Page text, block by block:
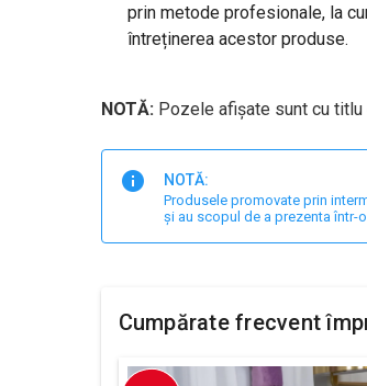
prin metode profesionale, la
întreținerea acestor produse.
NOTĂ: Pozele afișate sunt cu
NOTĂ:
Produsele promovate prin
și au scopul de a prezenta într-
Cumpărate frecvent